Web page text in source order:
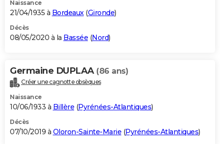
Naissance
21/04/1935 à Bordeaux(Gironde)
Décès
08/05/2020 à la Bassée (Nord)
Germaine DUPLAA (86 ans)
Créer une cagnotte obsèques
Naissance
10/06/1933 à Billère (Pyrénées-Atlantiques)
Décès
07/10/2019 à Oloron-Sainte-Marie (Pyrénées-Atlantiques)